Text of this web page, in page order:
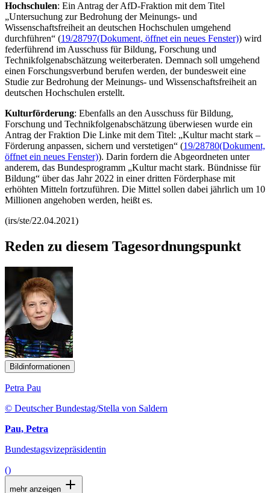
Hochschulen: Ein Antrag der AfD-Fraktion mit dem Titel
„Untersuchung zur Bedrohung der Meinungs- und
Wissenschaftsfreiheit an deutschen Hochschulen umgehend
durchführen“ (19/28797(Dokument, öffnet ein neues Fenster)) wird
federführend im Ausschuss für Bildung, Forschung und
Technikfolgenabschätzung weiterberaten. Demnach soll umgehend
einen Forschungsverbund berufen werden, der bundesweit eine
Studie zur Bedrohung der Meinungs- und Wissenschaftsfreiheit an
deutschen Hochschulen erstellt.
Kulturförderung: Ebenfalls an den Ausschuss für Bildung,
Forschung und Technikfolgenabschätzung überwiesen wurde ein
Antrag der Fraktion Die Linke mit dem Titel: „Kultur macht stark –
Förderung anpassen, sichern und verstetigen“ (19/28780(Dokument,
öffnet ein neues Fenster)). Darin fordern die Abgeordneten unter
anderem, das Bundesprogramm „Kultur macht stark. Bündnisse für
Bildung“ über das Jahr 2022 in einer dritten Förderphase mit
erhöhten Mitteln fortzuführen. Die Mittel sollen dabei jährlich um 10
Millionen angehoben werden, heißt es.
(irs/ste/22.04.2021)
Reden zu diesem Tagesordnungspunkt
Bildinformationen
Petra Pau
© Deutscher Bundestag/Stella von Saldern
Pau, Petra
Bundestagsvizepräsidentin
()
mehr anzeigen